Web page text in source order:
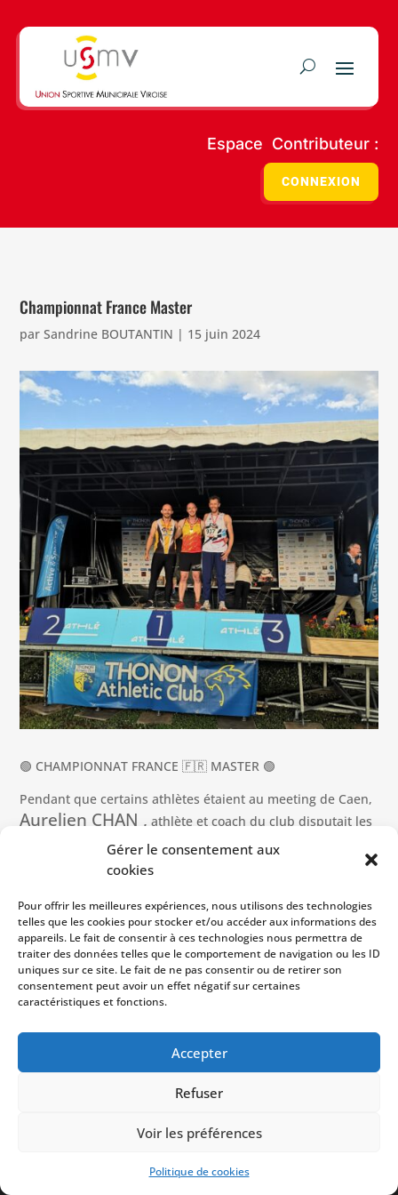
Gérer le consentement aux
cookies
Pour offrir les meilleures expériences, nous utilisons des technologies
telles que les cookies pour stocker et/ou accéder aux informations des
appareils. Le fait de consentir à ces technologies nous permettra de
traiter des données telles que le comportement de navigation ou les ID
uniques sur ce site. Le fait de ne pas consentir ou de retirer son
consentement peut avoir un effet négatif sur certaines
caractéristiques et fonctions.
Accepter
Refuser
Voir les préférences
Politique de cookies
Espace Contributeur :
CONNEXION
Championnat France Master
parSandrine BOUTANTIN | 15 juin 2024
🟢 CHAMPIONNAT FRANCE 🇫🇷 MASTER 🟢
Pendant que certains athlètes étaient au meeting de Caen,
Aurelien CHAN , athlète et coach du club disputait les
Championnats de France Master à Thonon les Bains.
Encore de belles performances et un beau titre nationale :
–🇫🇷🏆Champion France Master au lancer
de poids 7.26kg avec 12m61
– 🥉3eme place au lancer de disque 2 kg avec 36m98
🤩🤩 Un bel exemple pour les athlètes du club qui
chercheront à l’imiter en tentant la qualification lors des
Copyright © 2023USM Vire| Développé par
confidentialité